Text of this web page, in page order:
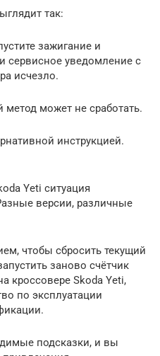
так:
зажигание и
сервисное уведомление с
исчезло.
метод может не сработать.
инструкцией.
Yeti ситуация
версии, различные
чтобы сбросить текущий
заново счётчик
кроссовере Skoda Yeti,
по эксплуатации
подсказки, и вы